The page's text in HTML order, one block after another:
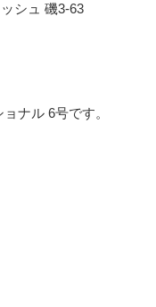
シュ 磯3-63
ナル 6号です。